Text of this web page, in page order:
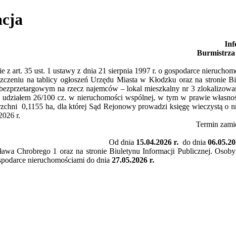
Burmistrza
z art. 35 ust. 1 ustawy z dnia 21 sierpnia 1997 r. o gospodarce
na tablicy ogłoszeń Urzędu Miasta w Kłodzku oraz na
na rzecz najemców – lokal mieszkalny nr 3
26/100 cz. w nieruchomości wspólnej, w tym w prawie
0,1155 ha, dla której Sąd Rejonowy prowadzi księgę wieczystą o
r.
Termin
Od dnia 15.04.2026 r. do dnia
Chrobrego 1 oraz na stronie Biuletynu Informacji Publicznej.
nieruchomościami do dnia 27.05.2026 r.